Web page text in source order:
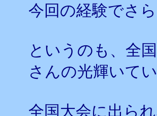
今回の経験でさ
というのも、全
さんの光輝いて
全国大会に出ら